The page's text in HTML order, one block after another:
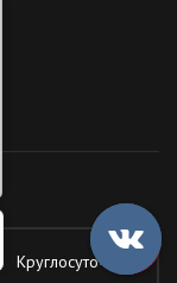
Круглосуточно